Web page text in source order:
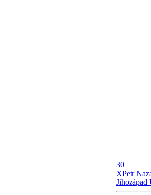
30
XPetr
Jihozápad